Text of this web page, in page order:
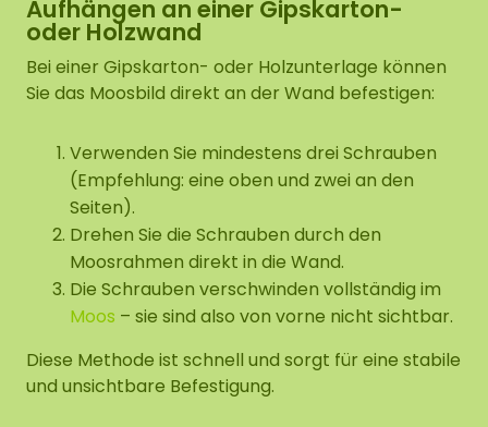
Aufhängen an einer Gipskarton-
oder Holzwand
Bei einer Gipskarton- oder Holzunterlage können
Sie das Moosbild direkt an der Wand befestigen:
Verwenden Sie mindestens drei Schrauben
(Empfehlung: eine oben und zwei an den
Seiten).
Drehen Sie die Schrauben durch den
Moosrahmen direkt in die Wand.
Die Schrauben verschwinden vollständig im
Moos – sie sind also von vorne nicht sichtbar.
Diese Methode ist schnell und sorgt für eine stabile
und unsichtbare Befestigung.